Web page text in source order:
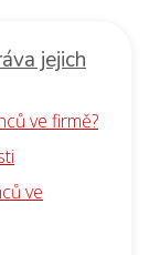
jejich
ve firmě?
ve